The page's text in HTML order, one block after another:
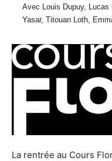
Avec Louis Dupuy, Lucas
Yasar, Titouan Loth,
La rentrée au Cours